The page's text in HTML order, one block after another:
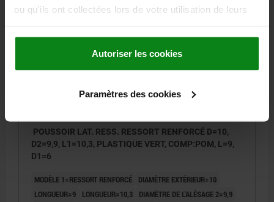
ou qu'ils ont collectées lors de votre utilisation de leurs
Autoriser les cookies
Paramètres des cookies
POUSSOIR LAT. RESS. RESSORT RENFORCÉ D=10,
D2=9,9, L1=10,3, PLASTIQUE VERT, COMP:POM, L=9,
D1=6
MODÈLE 1=RESSORT RENFORCÉ
DIAMÈTRE EXTÉRIEUR=10
LONGUEUR=9
LONGUEUR=10,3
DIAMÈTRE DE L'ALÉSAGE 2=9,9